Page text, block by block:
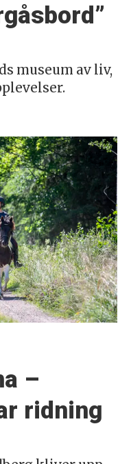
museum av liv,
–
ridning